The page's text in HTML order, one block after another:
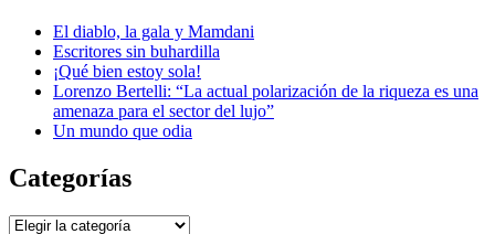
El diablo, la gala y Mamdani
Escritores sin buhardilla
¡Qué bien estoy sola!
Lorenzo Bertelli: “La actual polarización de la riqueza es una
amenaza para el sector del lujo”
Un mundo que odia
Categorías
Categorías